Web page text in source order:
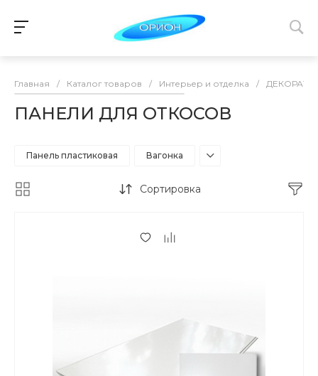
Главная / Каталог товаров / Интерьер и отделка /
ПАНЕЛИ ДЛЯ ОТКОСОВ
Панель пластиковая Вагонка
Сортировка